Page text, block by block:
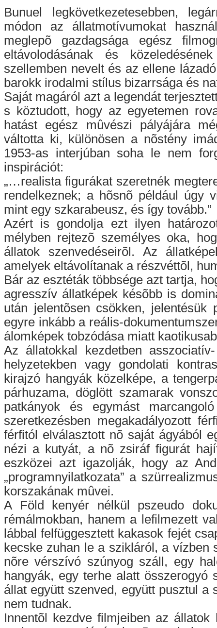
Bunuel legkövetkezetesebben,
módon az állatmotívumokat
meglepõ gazdagsága egész
eltávolodásának és
szellemben nevelt és az ellene
barokk irodalmi stílus bizarrsága és
Saját magáról azt a legendát
s köztudott, hogy az egyetemen
hatást egész mûvészi pályájára
váltotta ki, különösen a nõstény
1953-as interjúban soha le nem
inspirációt:
„…realista figurákat szeretnék
rendelkeznek; a hõsnõ például úgy
mint egy szkarabeusz, és így tovább.”
Azért is gondolja ezt ilyen
mélyben rejtezõ személyes oka,
állatok szenvedéseirõl. Az
amelyek eltávolítanak a részvéttõl,
Bár az esztéták többsége azt tartja,
agresszív állatképek késõbb is
után jelentõsen csökken, jelentésük
egyre inkább a reális-
álomképek tobzódása miatt
Az állatokkal kezdetben
helyzetekben vagy gondolati
kirajzó hangyák közelképe, a
párhuzama, döglött szamarak
patkányok és egymást
szeretkezésben megakadályozott
férfitól elválasztott nõ saját ágyából
nézi a kutyát, a nõ zsiráf figurát
eszközei azt igazolják, hogy az
„programnyilatkozata” a
korszakának mûvei.
A Föld kenyér nélkül pszeudo
rémálmokban, hanem a lefilmezett
lábbal felfüggesztett kakasok fejét
kecske zuhan le a szikláról, a vízben
nõre vérszívó szúnyog száll, egy
hangyák, egy terhe alatt
állat együtt szenved, együtt pusztul a
nem tudnak.
Innentõl kezdve filmjeiben az